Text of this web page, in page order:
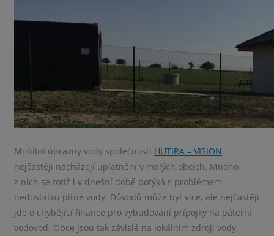
Mobilní úpravny vody společnosti HUTIRA – VISION
nejčastěji nacházejí uplatnění v malých obcích. Mnoho
z nich se totiž i v dnešní době potýká s problémem
nedostatku pitné vody. Důvodů může být více, ale nejčastěji
jde o chybějící finance pro vybudování přípojky na páteřní
vodovod. Obce jsou tak závislé na lokálním zdroji vody,